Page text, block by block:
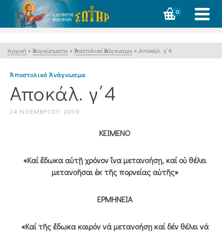
0
Αρχική » Ἀναγνώσματα » Ἀποστολικό Ἀνάγνωσμα » Αποκάλ. γ΄4
Ἀποστολικό Ἀνάγνωσμα
Αποκάλ. γ΄4
24 ΝΟΕΜΒΡΊΟΥ, 2009
ΚΕΙΜΕΝΟ
«Καί ἔδωκα αὐτῇ χρόνον ἵνα μετανοήσῃ, καί οὐ θέλει
μετανοῆσαι ἐκ τῆς πορνείας αὐτῆς»
ΕΡΜΗΝΕΙΑ
«Καί τῆς ἔδωκα καιρόν νά μετανοήσῃ καί δέν θέλει νά